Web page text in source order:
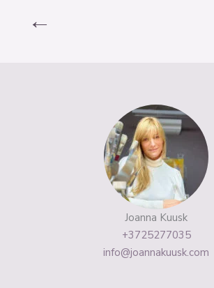
←
Joanna Kuusk
+3725277035
info@joannakuusk.com